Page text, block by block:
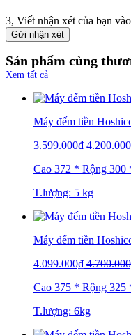
3, Viết nhận xét của bạn
Gửi nhận xét
Sản phẩm cùng
Xem tất cả
Máy đếm tiền
3.599.000₫
Cao 372 * Rộng 300
T.lượng: 5 kg
Máy đếm tiền
4.099.000₫
Cao 375 * Rộng 325
T.lượng: 6kg